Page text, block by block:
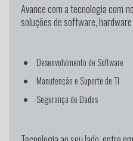
Avance com a tecnologiacom
soluções de software,
Desenvolvimento de Software
Manutenção e Suporte de TI
Segurança de Dados